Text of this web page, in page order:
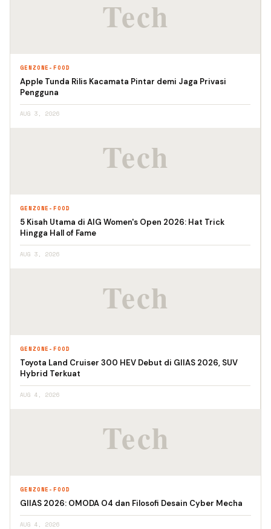
GENZONE-FOOD
Apple Tunda Rilis Kacamata Pintar demi Jaga Privasi
Pengguna
AUG 3, 2026
GENZONE-FOOD
5 Kisah Utama di AIG Women's Open 2026: Hat Trick
Hingga Hall of Fame
AUG 3, 2026
GENZONE-FOOD
Toyota Land Cruiser 300 HEV Debut di GIIAS 2026, SUV
Hybrid Terkuat
AUG 4, 2026
GENZONE-FOOD
GIIAS 2026: OMODA O4 dan Filosofi Desain Cyber Mecha
AUG 4, 2026